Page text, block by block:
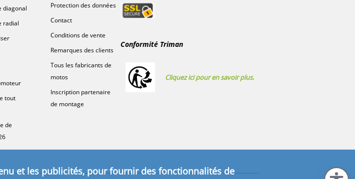
diagonal
radial
tout
de
Protection des données
Contact
Conditions de vente
Remarques des clients
Tous les fabricants de
motos
Inscription partenaire
de montage
Conformité Triman
Cliquez ici pour en savoir plus.
et les publicités, pour fournir des fonctionnalités de